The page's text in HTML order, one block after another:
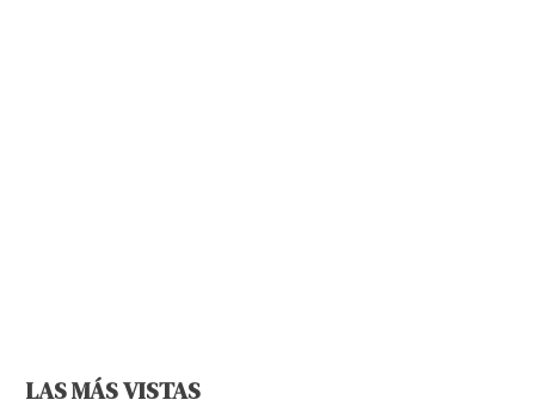
LAS MÁS VISTAS